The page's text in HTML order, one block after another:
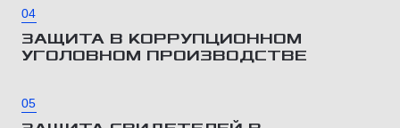
04
ЗАЩИТА В КОРРУПЦИОННОМ
УГОЛОВНОМ ПРОИЗВОДСТВЕ
05